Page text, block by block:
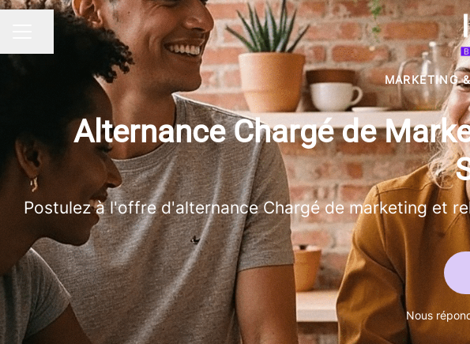
MENU CARRIÈRE
Partager la page
MARKETING
Alternance Chargé de
Postulez à l'offre d'alternance Chargé de marketing et
Nous